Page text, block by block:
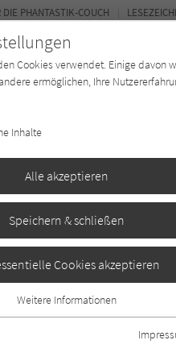
Autor*in
DIE PHANTASTIK-COUCH
Monde
Cookies verwendet. Einige davon
ermöglichen, Ihre
Inhalte
Alle akzeptieren
Speichern & schließen
Cookies akzeptieren
für grundlegende Funktionen der
dass die Webseite
Weitere Informationen